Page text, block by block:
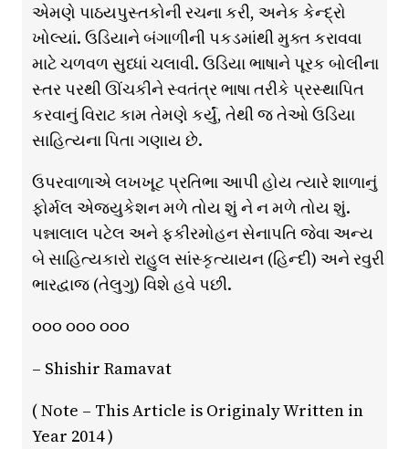
એમણે પાઠયપુસ્તકોની રચના કરી, અનેક કેન્દ્રો
ખોલ્યાં. ઉડિયાને બંગાળીની પકડમાંથી મુક્ત કરાવવા
માટે ચળવળ સુધ્ધાં ચલાવી. ઉડિયા ભાષાને પૂરક બોલીના
સ્તર પરથી ઊંચકીને સ્વતંત્ર ભાષા તરીકે પ્રસ્થાપિત
કરવાનું વિરાટ કામ તેમણે કર્યું, તેથી જ તેઓ ઉડિયા
સાહિત્યના પિતા ગણાય છે.
ઉપરવાળાએ લખખૂટ પ્રતિભા આપી હોય ત્યારે શાળાનું
ફોર્મલ એજ્યુકેશન મળે તોય શું ને ન મળે તોય શું.
પન્નાલાલ પટેલ અને ફકીરમોહન સેનાપતિ જેવા અન્ય
બે સાહિત્યકારો રાહુલ સાંસ્કૃત્યાયન (હિન્દી) અને રવુરી
ભારદ્વાજ (તેલુગુ) વિશે હવે પછી.
૦૦૦ ૦૦૦ ૦૦૦
– Shishir Ramavat
( Note – This Article is Originaly Written in
Year 2014 )